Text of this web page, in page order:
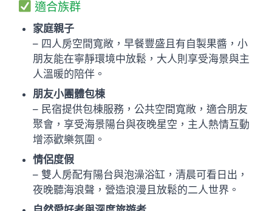
適合族群
家庭親子
– 四人房空間寬敞，早餐豐盛且有自製果醬，小
朋友能在寧靜環境中放鬆，大人則享受海景與主
人溫暖的陪伴。
朋友小團體包棟
– 民宿提供包棟服務，公共空間寬敞，適合朋友
聚會，享受海景陽台與夜晚星空，主人熱情互動
增添歡樂氛圍。
情侶度假
– 雙人房配有陽台與泡澡浴缸，清晨可看日出，
夜晚聽海浪聲，營造浪漫且放鬆的二人世界。